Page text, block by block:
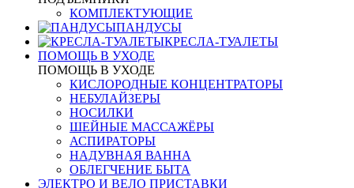
КОМПЛЕКТУЮЩИЕ
ПАНДУСЫ
КРЕСЛА-ТУАЛЕТЫ
ПОМОЩЬ В УХОДЕ
ПОМОЩЬ В УХОДЕ
КИСЛОРОДНЫЕ КОНЦЕНТРАТОРЫ
НЕБУЛАЙЗЕРЫ
НОСИЛКИ
ШЕЙНЫЕ МАССАЖЁРЫ
АСПИРАТОРЫ
НАДУВНАЯ ВАННА
ОБЛЕГЧЕНИЕ БЫТА
ЭЛЕКТРО И ВЕЛО ПРИСТАВКИ